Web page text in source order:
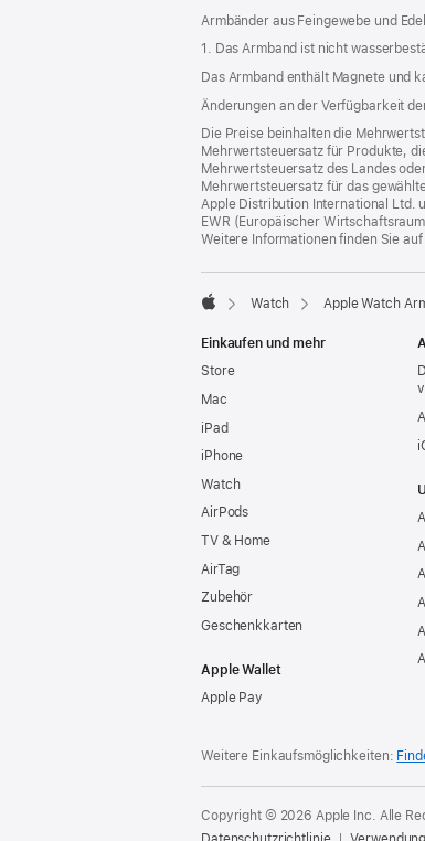
Armbänder aus Feingewebe und
1. Das Armband ist nicht
Das Armband enthält Magnete und
Änderungen an der Verfügbarkeit
Die Preise beinhalten die
Mehrwertsteuersatz für Produkte,
Mehrwertsteuersatz des Landes
Mehrwertsteuersatz für das
Apple Distribution International Ltd.
EWR (Europäischer
Weitere Informationen finden Sie auf
Watch Apple Watch
Einkaufen und mehr
Store
Mac
iPad
iPhone
Watch
AirPods
TV & Home
AirTag
Zubehör
Geschenkkarten
Apple Wallet
Apple Pay
Weitere Einkaufsmöglichkeiten:
Copyright © 2026 Apple Inc. Alle